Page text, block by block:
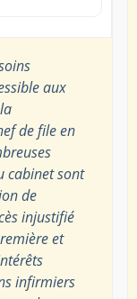
aux
de file en
cabinet sont
de
injustifié
et
infirmiers